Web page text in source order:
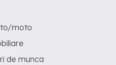
moto
de munca